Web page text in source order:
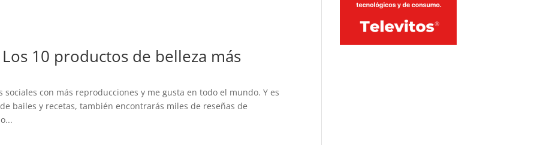
10 productos de belleza más
con más reproducciones y me gusta en todo el mundo. Y es
bailes y recetas, también encontrarás miles de reseñas de